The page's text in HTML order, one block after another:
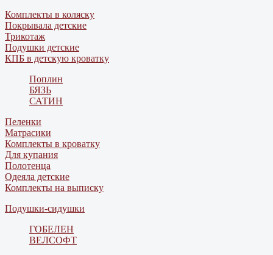
Комплекты в коляску
Покрывала детские
Трикотаж
Подушки детские
КПБ в детскую кроватку
Поплин
БЯЗЬ
САТИН
Пеленки
Матрасики
Комплекты в кроватку
Для купания
Полотенца
Одеяла детские
Комплекты на выписку
Подушки-сидушки
ГОБЕЛЕН
ВЕЛСОФТ